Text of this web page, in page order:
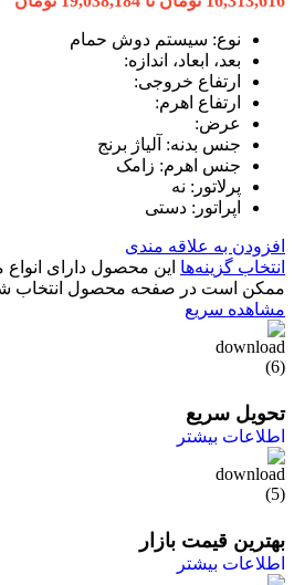
نوع: سیستم دوش حمام
بعد، ابعاد، اندازه:
ارتفاع خروجی:
ارتفاع اهرم:
عرض:
جنس بدنه: آلیاژ برنج
جنس اهرم: زامک
پرلاتور: نه
اپراتور: دستی
افزودن به علاقه مندی
انتخاب گزینه‌ها این محصول دارای
ممکن است در صفحه محصول انتخاب
مشاهده سریع
تحویل سریع
اطلاعات بیشتر
بهترین قیمت بازار
اطلاعات بیشتر